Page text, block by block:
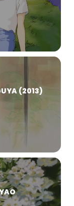
(2013)